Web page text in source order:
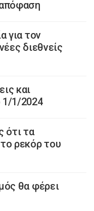
για τον
διεθνείς
και
1/1/2024
ότι τα
ρεκόρ του
θα φέρει